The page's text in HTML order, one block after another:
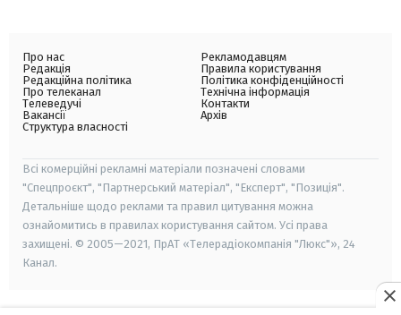
Про нас
Редакція
Редакційна політика
Про телеканал
Телеведучі
Вакансії
Структура власності
Рекламодавцям
Правила користування
Політика конфіденційності
Технічна інформація
Контакти
Архів
Всі комерційні рекламні матеріали позначені словами
"Спецпроєкт", "Партнерський матеріал", "Експерт", "Позиція".
Детальніше щодо реклами та правил цитування можна
ознайомитись в правилах користування сайтом. Усі права
захищені. © 2005—2021, ПрАТ «Телерадіокомпанія "Люкс"», 24
Канал.